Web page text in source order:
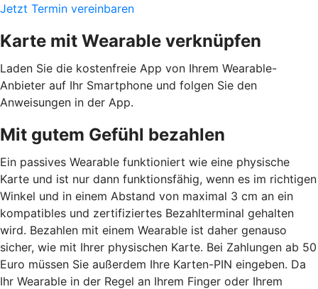
Jetzt Termin vereinbaren
Karte mit Wearable verknüpfen
Laden Sie die kostenfreie App von Ihrem Wearable-
Anbieter auf Ihr Smartphone und folgen Sie den
Anweisungen in der App.
Mit gutem Gefühl bezahlen
Ein passives Wearable funktioniert wie eine physische
Karte und ist nur dann funktionsfähig, wenn es im richtigen
Winkel und in einem Abstand von maximal 3 cm an ein
kompatibles und zertifiziertes Bezahlterminal gehalten
wird. Bezahlen mit einem Wearable ist daher genauso
sicher, wie mit Ihrer physischen Karte. Bei Zahlungen ab 50
Euro müssen Sie außerdem Ihre Karten-PIN eingeben. Da
Ihr Wearable in der Regel an Ihrem Finger oder Ihrem